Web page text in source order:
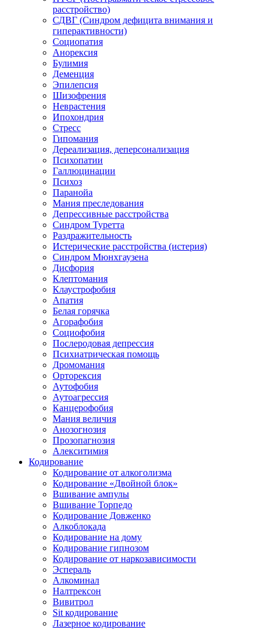
расстройство)
СДВГ (Синдром дефицита внимания и
гиперактивности)
Социопатия
Анорексия
Булимия
Деменция
Эпилепсия
Шизофрения
Неврастения
Ипохондрия
Стресс
Гипомания
Дереализация, деперсонализация
Психопатии
Галлюцинации
Психоз
Паранойа
Мания преследования
Депрессивные расстройства
Синдром Туретта
Раздражительность
Истерические расстройства (истерия)
Синдром Мюнхгаузена
Дисфория
Клептомания
Клаустрофобия
Апатия
Белая горячка
Агорафобия
Социофобия
Послеродовая депрессия
Психиатрическая помощь
Дромомания
Орторексия
Аутофобия
Аутоагрессия
Канцерофобия
Мания величия
Анозогнозия
Прозопагнозия
Алекситимия
Кодирование
Кодирование от алкоголизма
Кодирование «Двойной блок»
Вшивание ампулы
Вшивание Торпедо
Кодирование Довженко
Алкоблокада
Кодирование на дому
Кодирование гипнозом
Кодирование от наркозависимости
Эспераль
Алкоминал
Налтрексон
Вивитрол
Sit кодирование
Лазерное кодирование